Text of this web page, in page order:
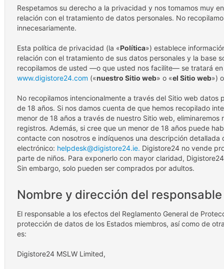
Respetamos su derecho a la privacidad y nos tomamos muy
relación con el tratamiento de datos personales. No
innecesariamente.
Esta política de privacidad (la «Política») establece
relación con el tratamiento de sus datos personales y la base
recopilamos de usted —o que usted nos facilite— se tratará
www.digistore24.com («nuestro Sitio web» o «el Sitio web»)
No recopilamos intencionalmente a través del Sitio web datos
de 18 años. Si nos damos cuenta de que hemos recopilado
menor de 18 años a través de nuestro Sitio web,
registros. Además, si cree que un menor de 18 años puede
contacte con nosotros e indíquenos una descripción detallada
electrónico: helpdesk@digistore24.ie. Digistore24 no vende
parte de niños. Para exponerlo con mayor claridad,
Sin embargo, solo pueden ser comprados por adultos.
Nombre y dirección del responsable
El responsable a los efectos del Reglamento General de
protección de datos de los Estados miembros, así como de
es:
Digistore24 MSLW Limited,